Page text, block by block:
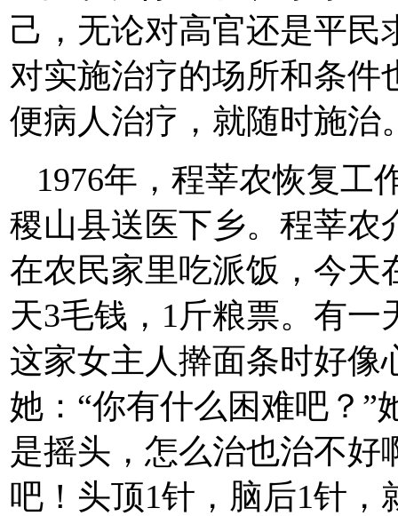
己，无论对高官还是平民
对实施治疗的场所和条件
便病人治疗，就随时施治
1976年，程莘农恢复工
稷山县送医下乡。程莘农
在农民家里吃派饭，今天
天3毛钱，1斤粮票。有
这家女主人擀面条时好像
她：“你有什么困难吧？”
是摇头，怎么治也治不
吧！头顶1针，脑后1针